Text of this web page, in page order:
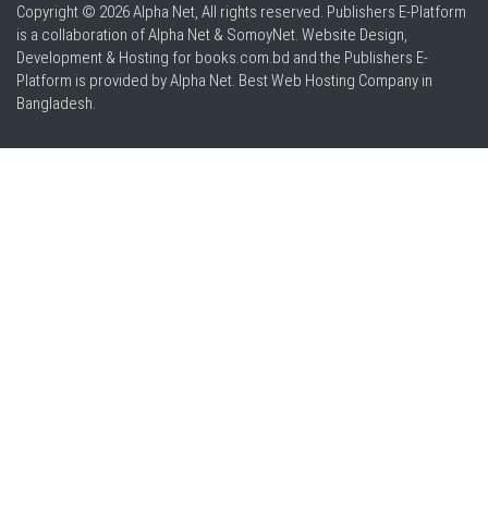
Copyright © 2026 Alpha Net, All rights reserved. Publishers E-Platform
is a collaboration of Alpha Net & SomoyNet. Website Design,
Development & Hosting for books.com.bd and the Publishers E-
Platform is provided by Alpha Net. BestWeb Hosting Company in
Bangladesh.